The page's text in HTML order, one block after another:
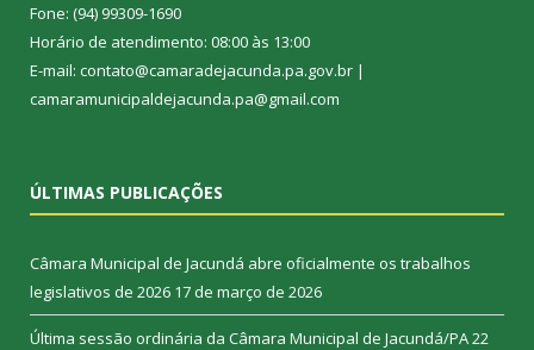
Fone: (94) 99309-1690
Horário de atendimento: 08:00 às 13:00
E-mail: contato@camaradejacunda.pa.gov.br |
camaramunicipaldejacunda.pa@gmail.com
ÚLTIMAS PUBLICAÇÕES
Câmara Municipal de Jacundá abre oficialmente os trabalhos
legislativos de 2026 17 de março de 2026
Última sessão ordinária da Câmara Municipal de Jacundá/PA22